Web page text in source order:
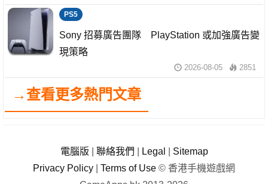
PS5
Sony 招募廣告團隊 PlayStation 或加強廣告變
現策略
2026-08-05 2851
→查看更多熱門文章
電腦版 聯絡我們 Legal
Sitemap
Privacy Policy
Terms of Use © 香港手機遊戲網